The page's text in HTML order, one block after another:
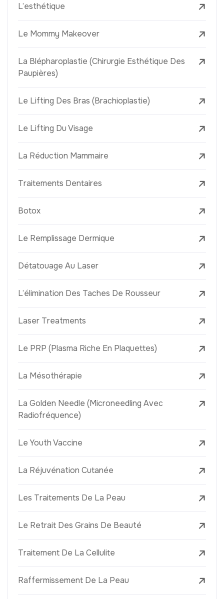
L’esthétique
Le Mommy Makeover
La Blépharoplastie (Chirurgie Esthétique Des
Paupières)
Le Lifting Des Bras (Brachioplastie)
Le Lifting Du Visage
La Réduction Mammaire
Traitements Dentaires
Botox
Le Remplissage Dermique
Détatouage Au Laser
L’élimination Des Taches De Rousseur
Laser Treatments
Le PRP (Plasma Riche En Plaquettes)
La Mésothérapie
La Golden Needle (Microneedling Avec
Radiofréquence)
Le Youth Vaccine
La Réjuvénation Cutanée
Les Traitements De La Peau
Le Retrait Des Grains De Beauté
Traitement De La Cellulite
Raffermissement De La Peau